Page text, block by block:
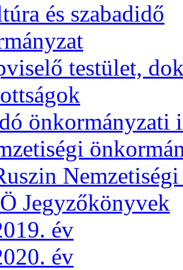
és szabadidő
testület,
önkormányzati
Jegyzőkönyvek
év
év